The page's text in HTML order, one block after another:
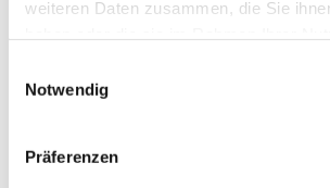
weiteren Daten zusammen, die Sie
Notwendig
Präferenzen